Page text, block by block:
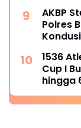
AKBP
Polres
1536
Cup I
hingga